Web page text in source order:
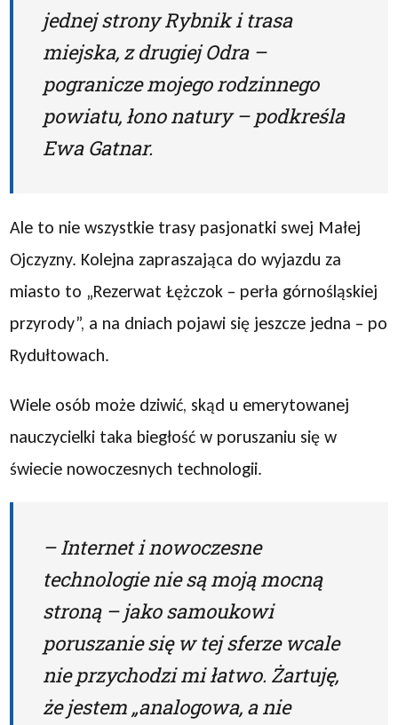
jednej strony Rybnik i trasa
miejska, z drugiej Odra –
pogranicze mojego rodzinnego
powiatu, łono natury – podkreśla
Ewa Gatnar.
Ale to nie wszystkie trasy pasjonatki swej Małej
Ojczyzny. Kolejna zapraszająca do wyjazdu za
miasto to „Rezerwat Łężczok – perła górnośląskiej
przyrody”, a na dniach pojawi się jeszcze jedna – po
Rydułtowach.
Wiele osób może dziwić, skąd u emerytowanej
nauczycielki taka biegłość w poruszaniu się w
świecie nowoczesnych technologii.
– Internet i nowoczesne
technologie nie są moją mocną
stroną – jako samoukowi
poruszanie się w tej sferze wcale
nie przychodzi mi łatwo. Żartuję,
że jestem „analogowa, a nie